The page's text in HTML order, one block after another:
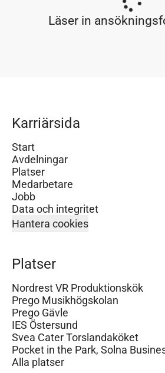
Läser in
Karriärsida
Start
Avdelningar
Platser
Medarbetare
Jobb
Data och integritet
Hantera cookies
Platser
Nordrest VR Produktionskök
Prego Musikhögskolan
Prego Gävle
IES Östersund
Svea Cater Torslandaköket
Pocket in the Park, Solna
Alla platser